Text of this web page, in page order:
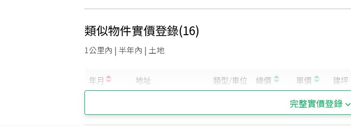
類似物件實價登錄(16)
1公里內 | 半年內 | 土地
完整實價登錄